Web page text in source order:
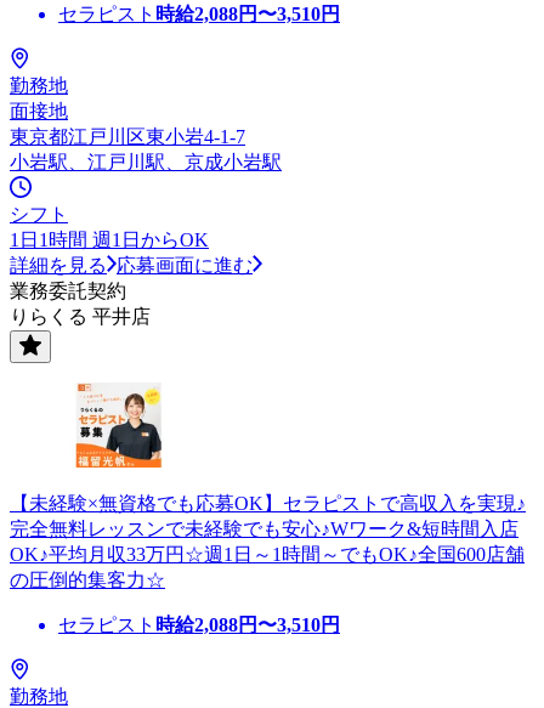
セラピスト 時給2,088円〜3,510円
勤務地
面接地
東京都江戸川区東小岩4-1-7
小岩駅、江戸川駅、京成小岩駅
シフト
1日1時間 週1日からOK
詳細を見る
応募画面に進む
業務委託契約
りらくる 平井店
【未経験×無資格でも応募OK】セラピストで高収入を実現♪
完全無料レッスンで未経験でも安心♪Wワーク&短時間入店
OK♪平均月収33万円☆週1日～1時間～でもOK♪全国600店舗
の圧倒的集客力☆
セラピスト 時給2,088円〜3,510円
勤務地